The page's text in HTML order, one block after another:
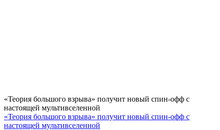
«Теория большого взрыва» получит новый спин-офф с
настоящей мультивселенной
«Теория большого взрыва» получит новый спин-офф с
настоящей мультивселенной